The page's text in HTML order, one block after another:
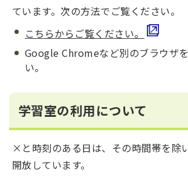
ています。次の方法でご覧ください。
こちらからご覧ください。
Google Chromeなど別のブラウザ
い。
学習室の利用について
×と時刻のある日は、その時間帯を除
開放しています。